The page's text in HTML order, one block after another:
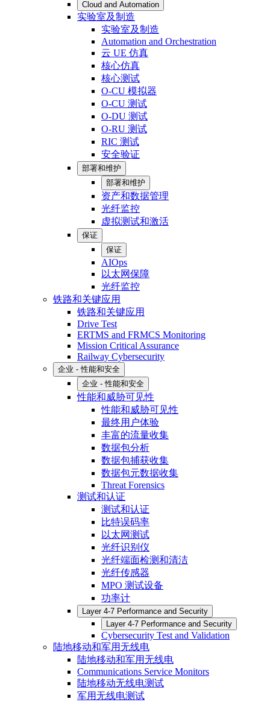
Cloud and Automation
实验室及制造
实验室及制造
Automation and Orchestration
云 UE 仿真
核心仿真
核心测试
O-CU 模拟器
O-CU 测试
O-DU 测试
O-RU 测试
RIC 测试
安全验证
部署和维护
部署和维护
资产和数据管理
光纤监控
虚拟测试和激活
保证
保证
AIOps
以太网保障
光纤监控
铁路和关键应用
铁路和关键应用
Drive Test
ERTMS and FRMCS Monitoring
Mission Critical Assurance
Railway Cybersecurity
企业 - 性能和安全
企业 - 性能和安全
性能和威胁可见性
性能和威胁可见性
最终用户体验
丰富的流量收集
数据包分析
数据包捕获收集
数据包元数据收集
Threat Forensics
测试和认证
测试和认证
比特误码率
以太网测试
光纤识别仪
光纤端面检测和清洁
光纤传感器
MPO 测试设备
功率计
Layer 4-7 Performance and Security
Layer 4-7 Performance and Security
Cybersecurity Test and Validation
陆地移动和军用无线电
陆地移动和军用无线电
Communications Service Monitors
陆地移动无线电测试
军用无线电测试